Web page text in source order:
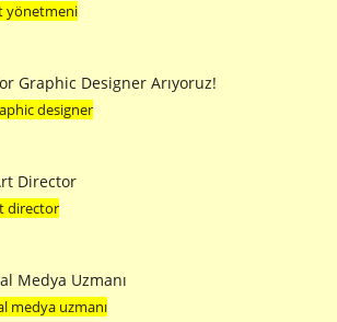
yönetmeni
Graphic Designer Arıyoruz!
designer
Director
director
Medya Uzmanı
medya uzmanı